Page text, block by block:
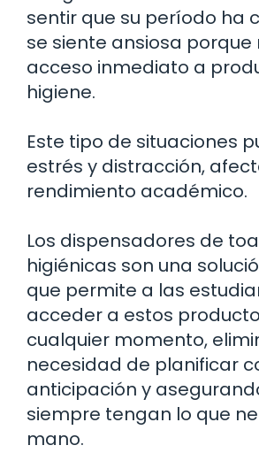
sentir que su período ha
se siente ansiosa porque
acceso inmediato a
higiene.
Este tipo de situaciones
estrés y distracción,
rendimiento académico.
Los dispensadores de
higiénicas son una
que permite a las
acceder a estos
cualquier momento,
necesidad de planificar
anticipación y
siempre tengan lo que
mano.